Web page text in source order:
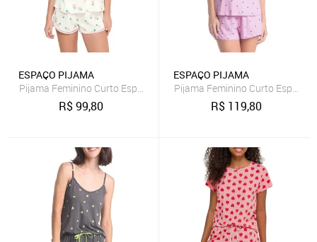
ESPAÇO PIJAMA
Pijama Feminino Curto Espaço Pijama 4010245
R$99,80
ESPAÇO PIJAMA
Pijama Feminino Curto Espaço
R$ 119,80